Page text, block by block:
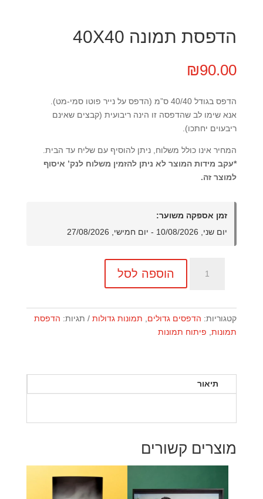
הדפסת תמונה 40X40
₪90.00
הדפס בגודל 40/40 ס”מ (הדפס על נייר פוטו סמי-מט).
אנא שימו לב שהדפסה זו הינה ריבועית (קבצים שאינם
ריבעוים יחתכו).
המחיר אינו כולל משלוח, ניתן להוסיף עם שליח עד הבית.
*עקב מידות המוצר לא ניתן להזמין משלוח לנק’ איסוף
למוצר זה.
זמן אספקה משוער:
יום שני, 10/08/2026 - יום חמישי, 27/08/2026
40X40
הוספה לסל
קטגוריות: הדפסים גדולים תמונות גדולות תגיות: הדפסת
תמונות, פיתוח תמונות
תיאור
מוצרים קשורים